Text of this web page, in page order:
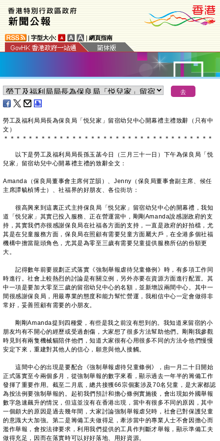
字型大小: 網頁指南
​勞工及福利局局長為保良局「悦兒家」留宿幼兒中心開幕禮主禮致辭（只有中
文）
＊ ＊ ＊ ＊ ＊ ＊ ＊ ＊ ＊ ＊ ＊ ＊ ＊ ＊ ＊ ＊ ＊ ＊ ＊ ＊ ＊ ＊ ＊ ＊ ＊ ＊ ＊ ＊ ＊ ＊ ＊ ＊ ＊ ＊
​以下是勞工及福利局局長孫玉菡今日（三月三十一日）下午為保良局「悦
兒家」留宿幼兒中心開幕禮主禮的致辭全文：
Amanda（保良局董事會主席何芷韻）、Jenny（保良局董事會副主席、候任
主席譚毓楨博士）、社福界的好朋友、各位街坊：
很高興來到這裏正式主持保良局「悦兒家」留宿幼兒中心的開幕禮，我知
道「悦兒家」其實已投入服務、正在營運當中，剛剛Amanda說感謝政府的支
持，其實我們亦很感謝保良局在社福各方面的支持，一直是政府的好拍檔，尤
其是在兒童服務方面，保良局在照顧有需要兒童方面屬大戶，在全港多個社福
機構中擔當龍頭角色，尤其是為零至三歲有需要兒童提供服務所佔的份額更
大。
記得數年前要規劃正式落實《強制舉報虐待兒童條例》時，有多項工作同
時進行。社會上較熱烈的討論是有關立例，另外亦要在資源方面進行配置。其
中一項是要加大零至三歲的留宿幼兒中心的名額，並新增設兩間中心。其中一
間很感謝保良局，用最專業的態度和能力幫忙營運，我相信中心一定會做得非
常好，妥善照顧有需要的小朋友。
剛剛Amanda提到四種愛，有些是我之前沒有想到的。我知道來留宿的小
朋友均有不開心的經歷或受過創傷，大家想了很多方法幫助他們。剛剛我參觀
時見到有兩隻機械貓陪伴他們，知道大家很有心用很多不同的方法令他們慢慢
安定下來，重建對其他人的信心，願意與他人接觸。
這間中心的出現是要配合《強制舉報虐待兒童條例》，由一月二十日開始
正式落實至今兩個多月，從強制舉報的數字來看，顯示過去一年半的籌備工作
發揮了重要作用。截至二月底，總共接獲66宗個案涉及70名兒童，是大家都認
為按法例要強制舉報的。起初我們預計和擔心條例實施後，會出現如外國舉報
數字急速飆升的情況，但這並沒有在香港出現，當中有很多不同的原因，其中
一個頗大的原因是過去幾年間，大家討論強制舉報虐兒時，社會已對保護兒童
的意識大大加強。第二是籌備工夫做得足，牽涉當中的專業人士不會因擔心而
濫作舉報，會按法律要求，利用我們提供的工具作判斷才舉報，顯示準備工夫
做得充足，因而在落實時可以好好落地、用好資源。